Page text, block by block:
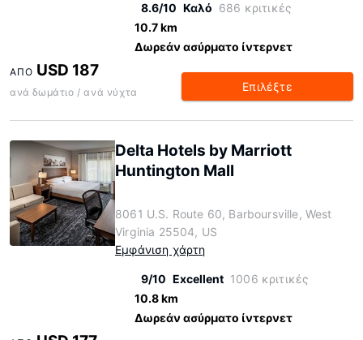
8.6/10 Καλό 686 κριτικές
10.7 km
Δωρεάν ασύρματο ίντερνετ
ΑΠΌ USD 187
ανά δωμάτιο / ανά νύχτα Επιλέξτε
Delta Hotels by Marriott
Huntington Mall
8061 U.S. Route 60, Barboursville, West
Virginia 25504, US
Εμφάνιση χάρτη
9/10 Excellent 1006 κριτικές
10.8 km
Δωρεάν ασύρματο ίντερνετ